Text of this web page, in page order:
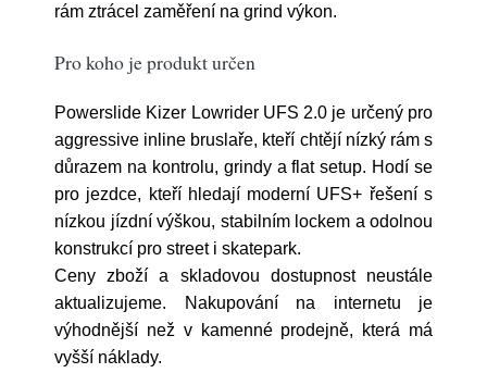
rám ztrácel zaměření na grind výkon.
Pro koho je produkt určen
Powerslide Kizer Lowrider UFS 2.0 je určený pro
aggressive inline bruslaře, kteří chtějí nízký rám s
důrazem na kontrolu, grindy a flat setup. Hodí se
pro jezdce, kteří hledají moderní UFS+ řešení s
nízkou jízdní výškou, stabilním lockem a odolnou
konstrukcí pro street i skatepark.
Ceny zboží a skladovou dostupnost neustále
aktualizujeme. Nakupování na internetu je
výhodnější než v kamenné prodejně, která má
vyšší náklady.